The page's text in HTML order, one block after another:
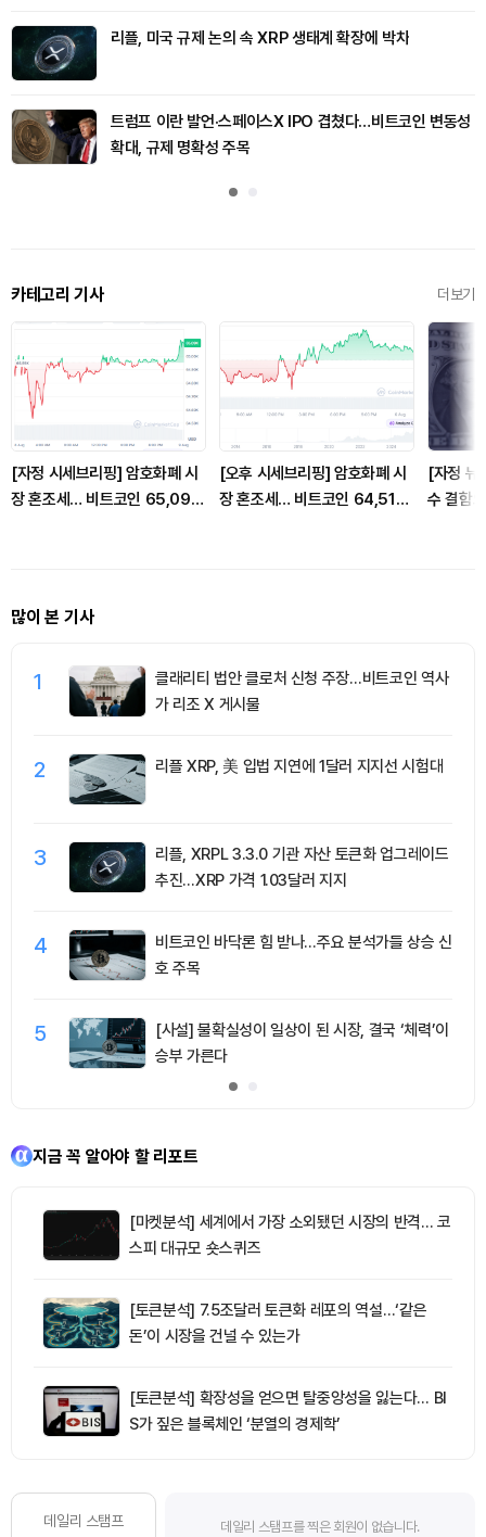
리플, 미국 규제 논의 속 XRP 생태계 확장에 박차
트럼프 이란 발언·스페이스X IPO 겹쳤다…비트코인 변동성
확대, 규제 명확성 주목
카테고리 기사 더보기
[자정 시세브리핑] 암호화폐 시
장 혼조세… 비트코인 65,098
[오후 시세브리핑] 암호화폐 시
장 혼조세… 비트코인 64,516
[자정 뉴
수 결함
많이 본 기사
1
클래리티 법안 클로처 신청 주장…비트코인 역사
가 리조 X 게시물
2 리플 XRP, 美 입법 지연에 1달러 지지선 시험대
3
리플, XRPL 3.3.0 기관 자산 토큰화 업그레이드
추진…XRP 가격 1.03달러 지지
4
비트코인 바닥론 힘 받나…주요 분석가들 상승 신
호 주목
5
[사설] 불확실성이 일상이 된 시장, 결국 ‘체력’이
승부 가른다
지금 꼭 알아야 할 리포트
[마켓분석] 세계에서 가장 소외됐던 시장의 반격… 코
스피 대규모 숏스퀴즈
[토큰분석] 7.5조달러 토큰화 레포의 역설…‘같은
돈’이 시장을 건널 수 있는가
[토큰분석] 확장성을 얻으면 탈중앙성을 잃는다… BI
S가 짚은 블록체인 ‘분열의 경제학’
데일리 스탬프
데일리 스탬프를 찍은 회원이 없습니다.